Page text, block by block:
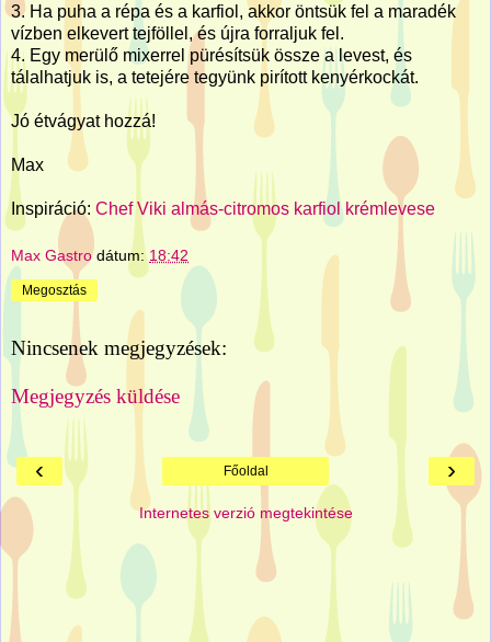
3. Ha puha a répa és a karfiol, akkor öntsük fel a maradék
vízben elkevert tejföllel, és újra forraljuk fel.
4. Egy merülő mixerrel pürésítsük össze a levest, és
tálalhatjuk is, a tetejére tegyünk pirított kenyérkockát.
Jó étvágyat hozzá!
Max
Inspiráció: Chef Viki almás-citromos karfiol krémlevese
Max Gastro dátum:18:42
Megosztás
Nincsenek megjegyzések:
Megjegyzés küldése
‹ ›
Főoldal
Internetes verzió megtekintése